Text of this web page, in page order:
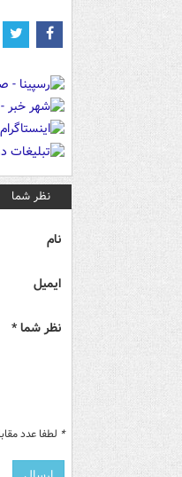
نظر شما
نام
ایمیل
نظر شما *
* لطفا عدد